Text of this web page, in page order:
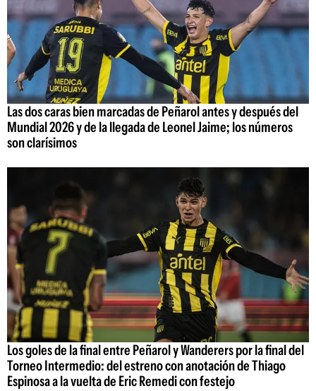
Las dos caras bien marcadas de Peñarol antes y después del
Mundial 2026 y de la llegada de Leonel Jaime; los números
son clarísimos
Los goles de la final entre Peñarol y Wanderers por la final del
Torneo Intermedio: del estreno con anotación de Thiago
Espinosa a la vuelta de Eric Remedi con festejo